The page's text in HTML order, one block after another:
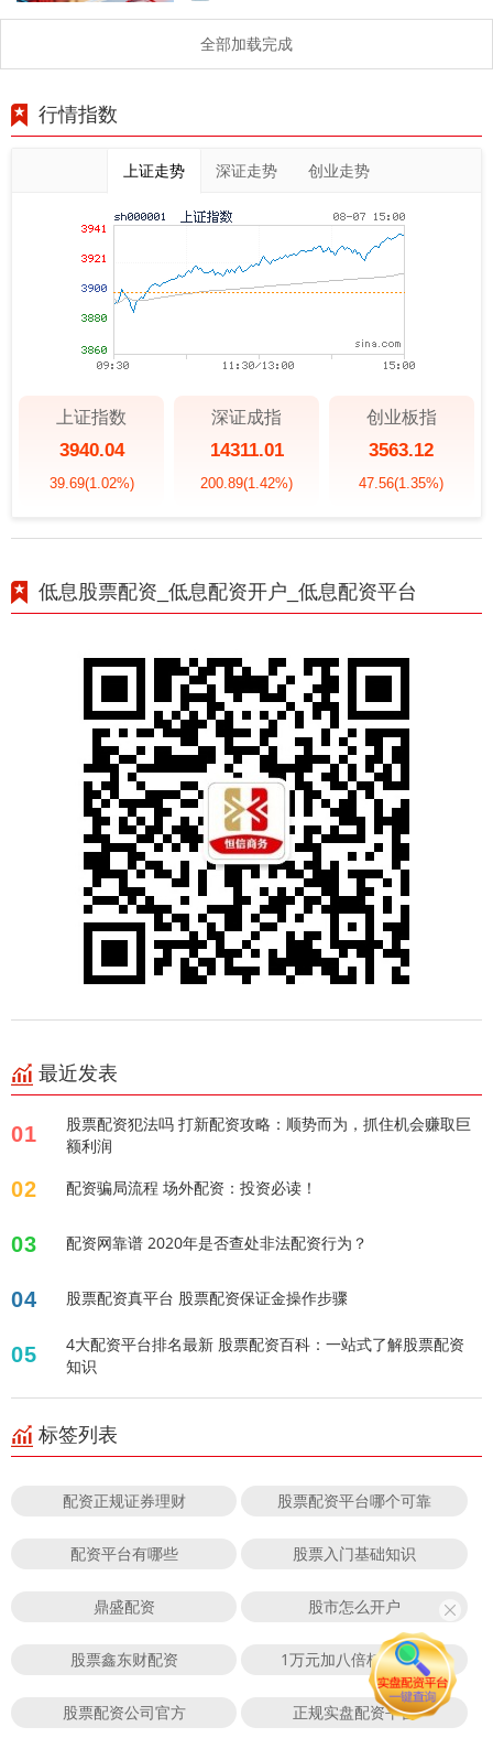
全部加载完成
行情指数
上证走势 深证走势 创业走势
上证指数
3940.04
39.69(1.02%)
深证成指
14311.01
200.89(1.42%)
创业板指
3563.12
47.56(1.35%)
低息股票配资_低息配资开户_低息配资平台
最近发表
01
股票配资犯法吗 打新配资攻略：顺势而为，抓住机会赚取巨
额利润
02 配资骗局流程 场外配资：投资必读！
03 配资网靠谱 2020年是否查处非法配资行为？
04 股票配资真平台 股票配资保证金操作步骤
05
4大配资平台排名最新 股票配资百科：一站式了解股票配资
知识
标签列表
配资正规证券理财 股票配资平台哪个可靠
配资平台有哪些 股票入门基础知识
鼎盛配资 股市怎么开户
股票鑫东财配资 1万元加八倍杠杆炒股
股票配资公司官方 正规实盘配资平台